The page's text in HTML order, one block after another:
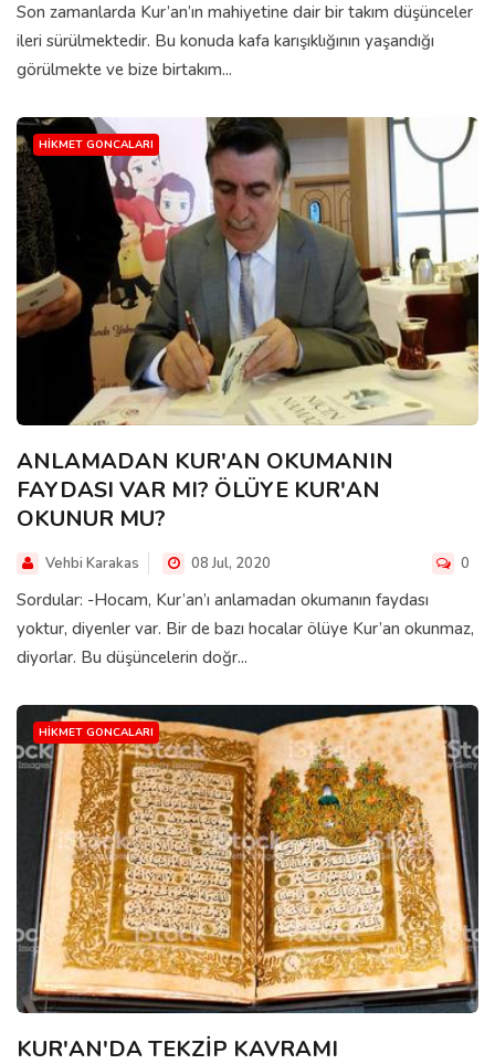
Son zamanlarda Kur’an’ın mahiyetine dair bir takım düşünceler
ileri sürülmektedir. Bu konuda kafa karışıklığının yaşandığı
görülmekte ve bize birtakım...
HIKMET GONCALARI
ANLAMADAN KUR'AN OKUMANIN
FAYDASI VAR MI? ÖLÜYE KUR'AN
OKUNUR MU?
Vehbi Karakas 08 Jul, 2020 0
Sordular: -Hocam, Kur’an’ı anlamadan okumanın faydası
yoktur, diyenler var. Bir de bazı hocalar ölüye Kur’an okunmaz,
diyorlar. Bu düşüncelerin doğr...
HIKMET GONCALARI
KUR'AN'DA TEKZİP KAVRAMI